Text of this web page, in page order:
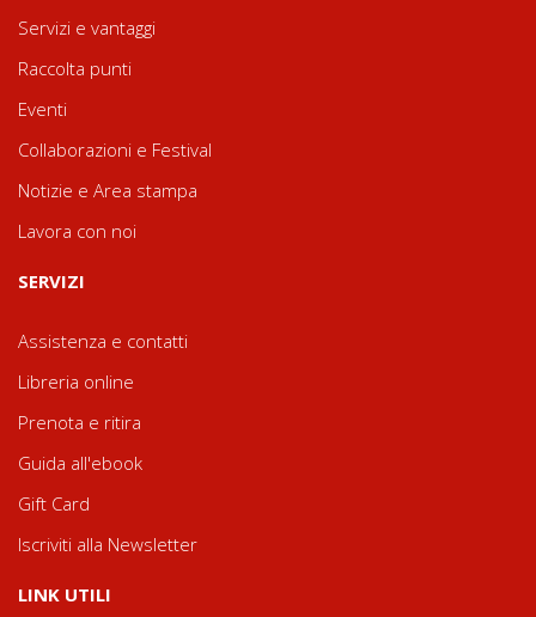
Servizi e vantaggi
Raccolta punti
Eventi
Collaborazioni e Festival
Notizie e Area stampa
Lavora con noi
SERVIZI
Assistenza e contatti
Libreria online
Prenota e ritira
Guida all'ebook
Gift Card
Iscriviti alla Newsletter
LINK UTILI